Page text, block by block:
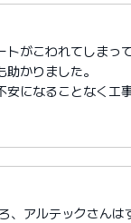
がこわれてしまっ
かりました。
になることなく工
、アルテックさんは